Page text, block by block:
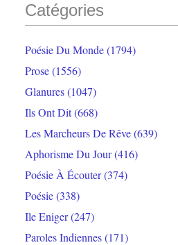
Catégories
Poésie Du Monde(1794)
Prose(1556)
Glanures(1047)
Ils Ont Dit(668)
Les Marcheurs De Rêve(639)
Aphorisme Du Jour(416)
Poésie À Écouter(374)
Poésie(338)
Ile Eniger(247)
Paroles Indiennes(171)